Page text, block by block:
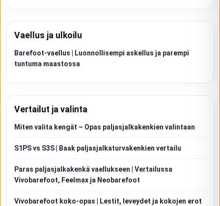
Vaellus ja ulkoilu
Barefoot-vaellus | Luonnollisempi askellus ja parempi
tuntuma maastossa
Vertailut ja valinta
Miten valita kengät – Opas paljasjalkakenkien valintaan
S1PS vs S3S | Baak paljasjalkaturvakenkien vertailu
Paras paljasjalkakenkä vaellukseen | Vertailussa
Vivobarefoot, Feelmax ja Neobarefoot
Vivobarefoot koko-opas | Lestit, leveydet ja kokojen erot